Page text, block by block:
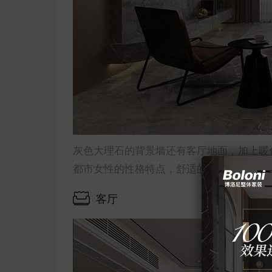
灰色大理石的背景墙还有客厅地面，加上
都市女性的性格特点，舒适的布艺沙发，
客厅